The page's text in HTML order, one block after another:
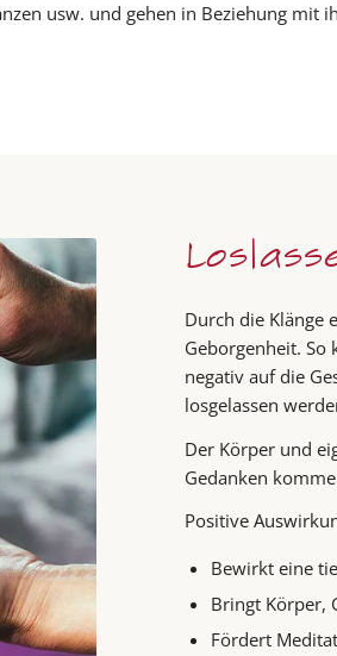
usw. und gehen in Beziehung mit
Durch die Klänge
Geborgenheit. So
negativ auf die
losgelassen
Der Körper und
Gedanken
Positive
Bewirkt eine
Bringt Kör­per,
För­dert